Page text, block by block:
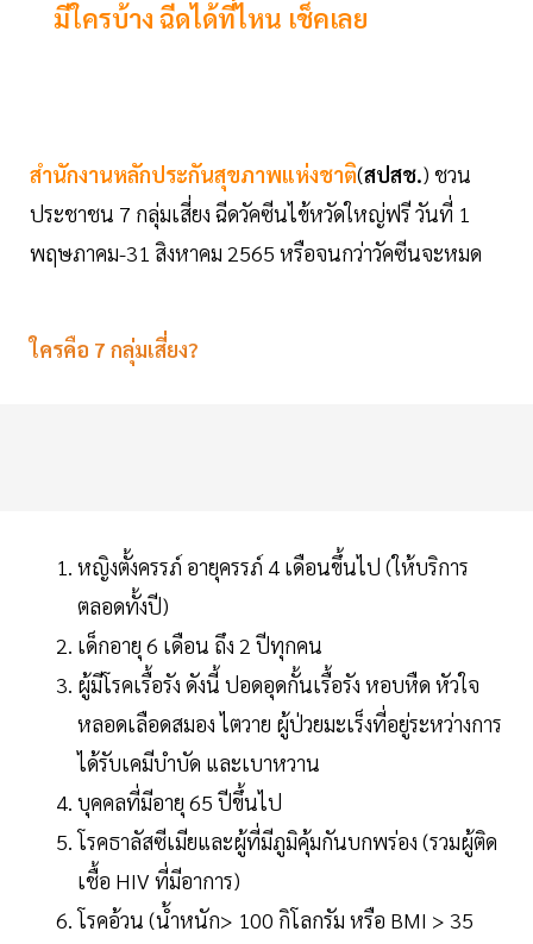
มีใครบ้าง ฉีดได้ที่ไหน เช็คเลย
สำนักงานหลักประกันสุขภาพแห่งชาติ(สปสช.) ชวน
ประชาชน 7 กลุ่มเสี่ยง ฉีดวัคซีนไข้หวัดใหญ่ฟรี วันที่ 1
พฤษภาคม-31 สิงหาคม 2565 หรือจนกว่าวัคซีนจะหมด
ใครคือ 7 กลุ่มเสี่ยง?
หญิงตั้งครรภ์ อายุครรภ์ 4 เดือนขึ้นไป (ให้บริการ
ตลอดทั้งปี)
เด็กอายุ 6 เดือน ถึง 2 ปีทุกคน
ผู้มีโรคเรื้อรัง ดังนี้ ปอดอุดกั้นเรื้อรัง หอบหืด หัวใจ
หลอดเลือดสมอง ไตวาย ผู้ป่วยมะเร็งที่อยู่ระหว่างการ
ได้รับเคมีบำบัด และเบาหวาน
บุคคลที่มีอายุ 65 ปีขึ้นไป
โรคธาลัสซีเมียและผู้ที่มีภูมิคุ้มกันบกพร่อง (รวมผู้ติด
เชื้อ HIV ที่มีอาการ)
โรคอ้วน (น้ำหนัก> 100 กิโลกรัม หรือ BMI > 35